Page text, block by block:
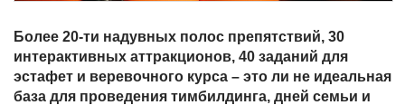
Более 20-ти надувных полос препятствий, 30
интерактивных аттракционов, 40 заданий для
эстафет и веревочного курса – это ли не идеальная
база для проведения тимбилдинга, дней семьи и